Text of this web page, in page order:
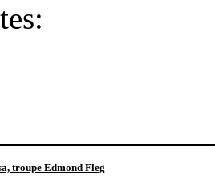
troupe Edmond Fleg